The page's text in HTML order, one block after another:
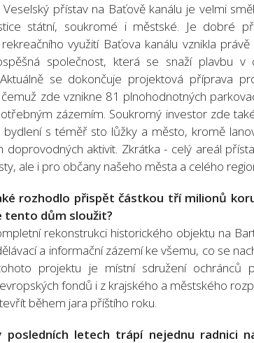
přístav na Baťově kanálu je velmi
státní, soukromé i městské. Je dobré
využití Baťova kanálu vznikla
společnost, která se snaží plavbu v
se dokončuje projektová příprava
zde vznikne 81 plnohodnotných
zázemím. Soukromý investor zde
bydlení s téměř sto lůžky a město, kromě
doprovodných aktivit. Zkrátka - celý areál
ale i pro občany našeho města a celého
rozhodlo přispět částkou tří milionů
tento dům sloužit?
rekonstrukci historického objektu na
a informační zázemí ke všemu, co se
projektu je místní sdružení ochránců
fondů i z krajského a městského
během jara příštího roku.
posledních letech trápí nejednu radnici